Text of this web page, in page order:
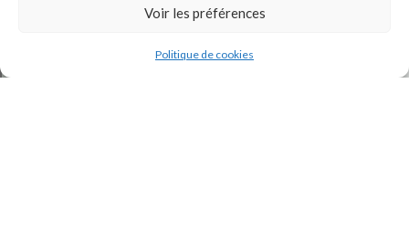
Voir les préférences
Politique de cookies
Politique de confidentialitéde ce site.